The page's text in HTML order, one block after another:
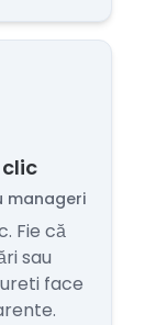
manageri
Fie că
sau
face